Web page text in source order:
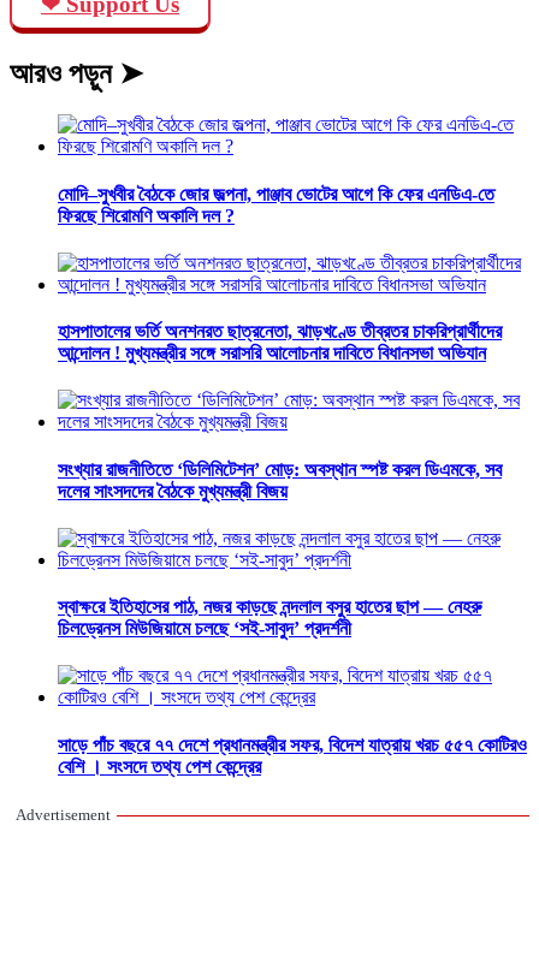
আরও পড়ুন ➤
মোদি–সুখবীর বৈঠকে জোর জল্পনা, পাঞ্জাব ভোটের আগে কি ফের এনডিএ-তে
ফিরছে শিরোমণি অকালি দল ?
হাসপাতালের ভর্তি অনশনরত ছাত্রনেতা, ঝাড়খণ্ডে তীব্রতর চাকরিপ্রার্থীদের
আন্দোলন ! মুখ্যমন্ত্রীর সঙ্গে সরাসরি আলোচনার দাবিতে বিধানসভা অভিযান
সংখ্যার রাজনীতিতে ‘ডিলিমিটেশন’ মোড়: অবস্থান স্পষ্ট করল ডিএমকে, সব
দলের সাংসদদের বৈঠকে মুখ্যমন্ত্রী বিজয়
স্বাক্ষরে ইতিহাসের পাঠ, নজর কাড়ছে নন্দলাল বসুর হাতের ছাপ — নেহরু
চিলড্রেনস মিউজিয়ামে চলছে ‘সই-সাবুদ’ প্রদর্শনী
সাড়ে পাঁচ বছরে ৭৭ দেশে প্রধানমন্ত্রীর সফর, বিদেশ যাত্রায় খরচ ৫৫৭ কোটিরও
বেশি । সংসদে তথ্য পেশ কেন্দ্রের
Advertisement